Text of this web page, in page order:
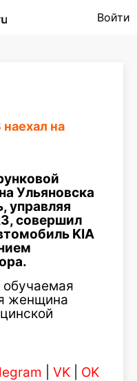
Войти
на
Ульяновска
управляя
совершил
KIA
обучаемая
женщина
VK OK